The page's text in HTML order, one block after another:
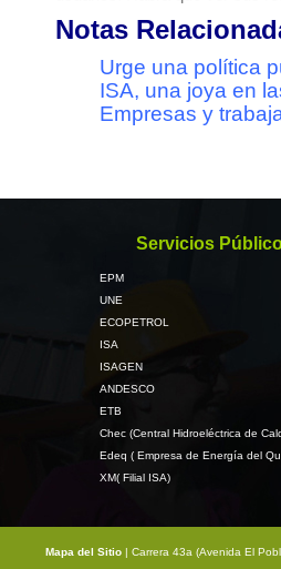
Notas
Urge una política
ISA, una joya en
Empresas y
Servicios
EPM
UNE
ECOPETROL
ISA
ISAGEN
ANDESCO
ETB
Chec (Central Hidroeléctrica de
Edeq ( Empresa de Energía del
XM( Filial ISA)
Mapa del Sitio | Carrera 43a (Avenida El